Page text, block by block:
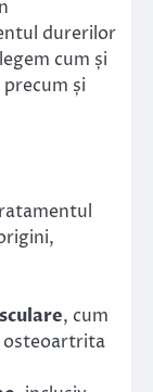
durerilor
cum și
și
, cum